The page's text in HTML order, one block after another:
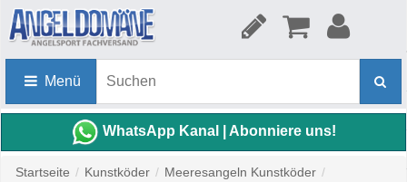
Menü
WhatsApp Kanal | Abonniere uns!
Startseite / Kunstköder / Meeresangeln Kunstköder /